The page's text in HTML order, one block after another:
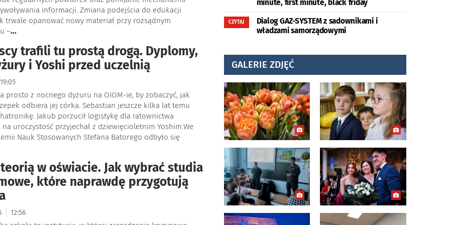
informacji. Zmiana podejścia do edukacji
trwale opanować nowy materiał przy rozsądnym
–...
trafili tu prostą drogą. Dyplomy,
i Yoshi przed uczelnią
prosto z nocnego dyżuru na OIOM-ie, by zobaczyć, jak
odbiera jej córka. Sebastian jeszcze kilka lat temu
Jakub porzucił logistykę dla ratownictwa
na uroczystość przyjechał z dziewięcioletnim Yoshim.We
Nauk Stosowanych Stefana Batorego odbyło się
w oświacie. Jak wybrać studia
które naprawdę przygotują
12:56
minute, first minute, black friday
CZYTAJ
Dialog GAZ-SYSTEM z sadownikami i
władzami samorządowymi
GALERIE ZDJĘĆ